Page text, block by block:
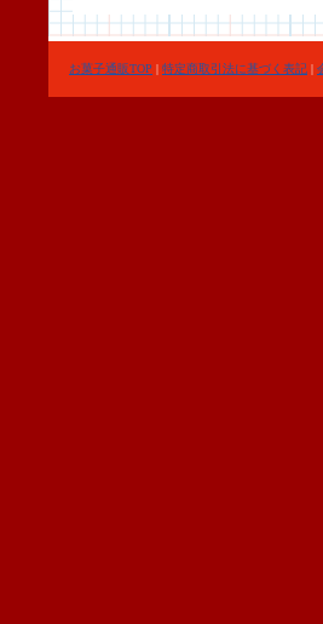
お菓子通販TOP | 特定商取引法に基づく表記 |